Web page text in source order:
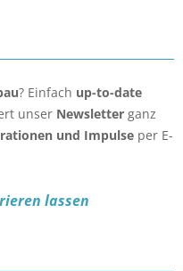
? Einfach up-to-date
unser Newsletter ganz
und Impulse per E-
lassen